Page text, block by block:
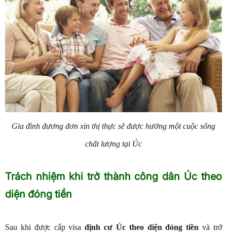
Gia đình đương đơn xin thị thực sẽ được hưởng một cuộc sống
chất lượng tại Úc
Trách nhiệm khi trở thành công dân Úc theo
diện đóng tiền
Sau khi được cấp visađịnh cư Úc theo diện đóng tiền và trở